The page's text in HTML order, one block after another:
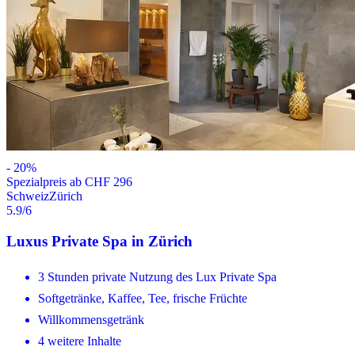
- 20%
Spezialpreis ab CHF 296
SchweizZürich
5.9/6
Luxus Private Spa in Zürich
3 Stunden private Nutzung des Lux Private Spa
Softgetränke, Kaffee, Tee, frische Früchte
Willkommensgetränk
4 weitere Inhalte